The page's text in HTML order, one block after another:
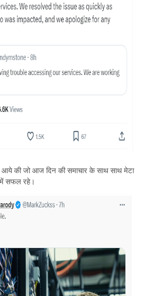
की जो आज दिन की समाचार के साथ साथ मेटा
में सफल रहे।